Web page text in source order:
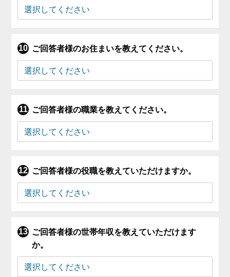
ご回答者様のお住まいを教えてください。
ご回答者様の職業を教えてください。
ご回答者様の役職を教えていただけますか。
ご回答者様の世帯年収を教えていただけます
か。